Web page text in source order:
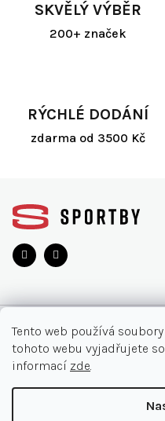
Tento web používá
tohoto webu vyjadřujete
informací zde.
SKVĚLÝ VÝBĚR
200+ značek
RÝCHLÉ DODÁNÍ
zdarma od 3500 Kč
O NÁKUPU
Akce
Nejčastější otázky
INFORMACE